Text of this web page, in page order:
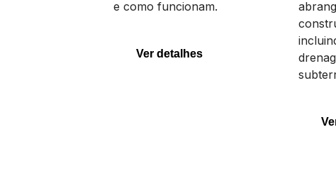
e como funcionam.
Ver detalhes